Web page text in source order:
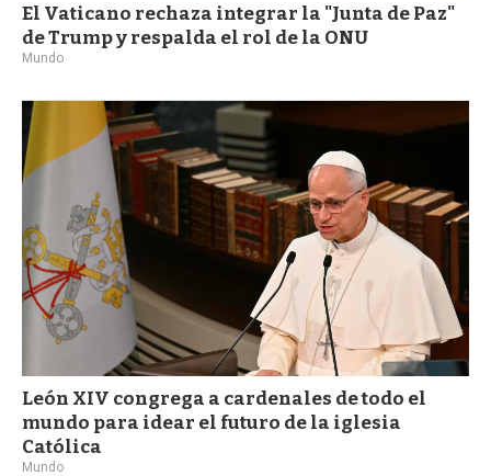
El Vaticano rechaza integrar la "Junta de Paz"
de Trump y respalda el rol de la ONU
Mundo
León XIV congrega a cardenales de todo el
mundo para idear el futuro de la iglesia
Católica
Mundo